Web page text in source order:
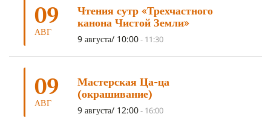
ТРИ ОСНОВЫ ПУТИ(5) ЛХАБАБ ДУЧЕН(5)
ОЧИСТИТЕЛЬНЫЕ ПРАКТИКИ(5) САМ СЕБЕ ПСИХОЛОГ
УМ И ЕГО ПОТЕНЦИАЛ
ОТРЕЧЕНИЕ
ПОДНОШЕНИЯ (4) ВОСЕМЬ СТРОФ(4)
ГАНДЕН ЛХАГЬЯМА(3) РАВНОСТНОСТЬ
09
АВГ
Чтения сутр «Трехчастного
канона Чистой Земли»
9 августа/ 10:00- 11:30
09
АВГ
Мастерская Ца-ца
(окрашивание)
9 августа/ 12:00- 16:00